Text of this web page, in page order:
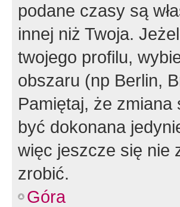
podane czasy są
innej niż Twoja.
twojego profilu,
obszaru (np Berlin,
Pamiętaj, że
być dokonana
więc jeszcze się nie
zrobić.
Góra